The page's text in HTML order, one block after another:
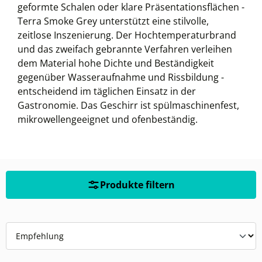
geformte Schalen oder klare Präsentationsflächen -
Terra Smoke Grey unterstützt eine stilvolle,
zeitlose Inszenierung. Der Hochtemperaturbrand
und das zweifach gebrannte Verfahren verleihen
dem Material hohe Dichte und Beständigkeit
gegenüber Wasseraufnahme und Rissbildung -
entscheidend im täglichen Einsatz in der
Gastronomie. Das Geschirr ist spülmaschinenfest,
mikrowellengeeignet und ofenbeständig.
Produkte filtern